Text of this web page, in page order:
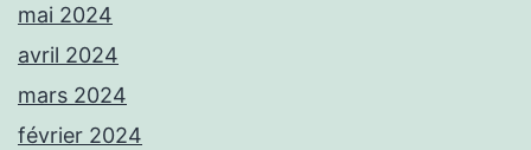
mai 2024
avril 2024
mars 2024
février 2024